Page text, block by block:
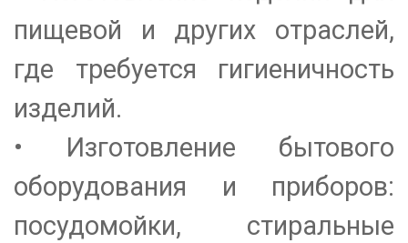
пищевой и других отраслей,
где требуется гигиеничность
изделий.
• Изготовление бытового
оборудования и приборов:
посудомойки, стиральные